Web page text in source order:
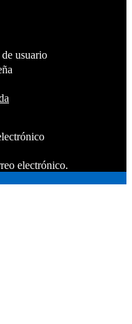
usuario
electrónico.